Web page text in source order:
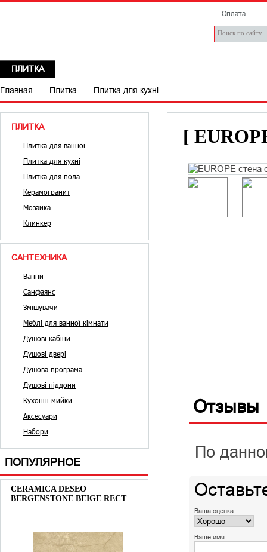
Оплата
ПЛИТКА
Главная Плитка Плитка для кухні
ПЛИТКА
Плитка для ванної
Плитка для кухні
Плитка для пола
Керамогранит
Мозаика
Клинкер
САНТЕХНИКА
Ванни
Санфаянс
Змішувачи
Меблі для ванної кімнати
Душові кабіни
Душові двері
Душова програма
Душові піддони
Кухонні мийки
Аксесуари
Набори
ПОПУЛЯРНОЕ
CERAMICA DESEO
BERGENSTONE BEIGE RECT
[
Отзывы
По
Ваша оценка:
Ваше имя: